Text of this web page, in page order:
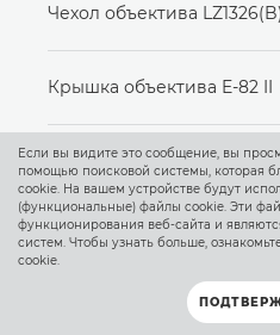
Чехол объектива
Крышка объектива E-82 II
Пылезащитная крышка RF
Руководство
Если вы видите это сообщение, вы
помощью поисковой системы, которая
cookie. На вашем устройстве будут
(функциональные) файлы cookie. Эти
функционирования веб-сайта и
систем. Чтобы узнать больше,
cookie.